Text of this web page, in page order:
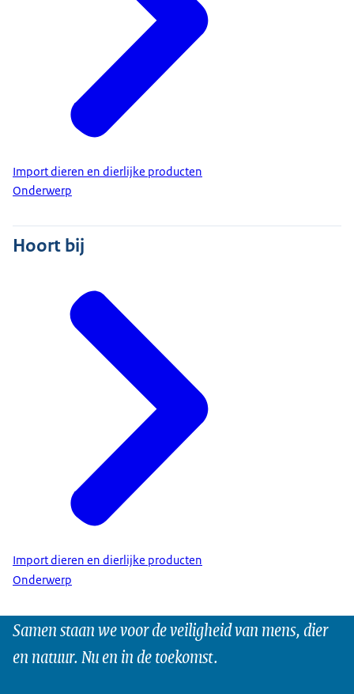
Import dieren en dierlijke producten
Onderwerp
Hoort bij
Import dieren en dierlijke producten
Onderwerp
Samen staan we voor de veiligheid van mens, dier
en natuur. Nu en in de toekomst.